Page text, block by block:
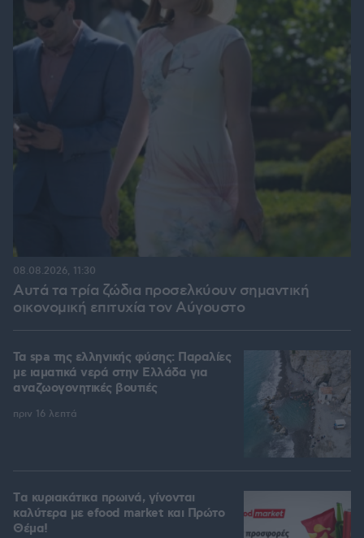
Αυτά τα τρία ζώδια προσελκύουν σημαντική
οικονομική επιτυχία τον Αύγουστο
08.08.2026, 11:30
Τα spa της ελληνικής φύσης: Παραλίες
με ιαματικά νερά στην Ελλάδα για
αναζωογονητικές βουτιές
πριν 16 λεπτά
Tα κυριακάτικα πρωινά, γίνονται
καλύτερα με efood market και Πρώτο
Θέμα!